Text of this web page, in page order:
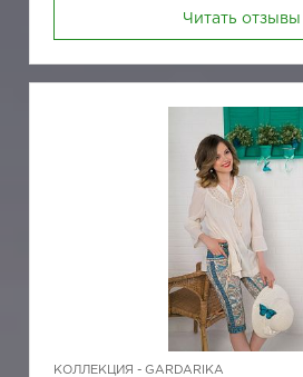
Читать отзывы
КОЛЛЕКЦИЯ - GARDARIKA